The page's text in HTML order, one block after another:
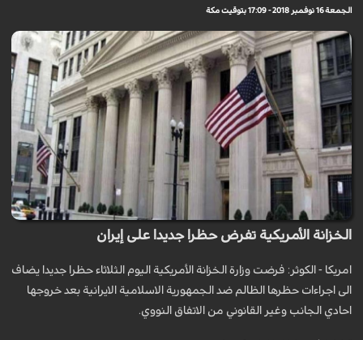
الجمعة 16 نوفمبر 2018 - 17:09 بتوقيت مكة
الخزانة الأمريكية تفرض حظرا جديدا على إيران
امريكا - الكوثر: فرضت وزارة الخزانة الأمريكية اليوم الثلاثاء حظرا جديدا يضاف
الى اجراءات حظرها الظالم ضد الجمهورية الاسلامية الايرانية بعد خروجها
احادي الجانب وغير القانوني من الاتفاق النووي.